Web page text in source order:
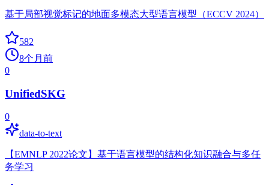
基于局部视觉标记的地面多模态大型语言模型（ECCV 2024）
582
8个月前
0
UnifiedSKG
0
data-to-text
【EMNLP 2022论文】基于语言模型的结构化知识融合与多任
务学习